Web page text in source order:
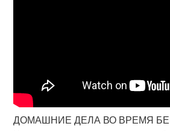
ДОМАШНИЕ ДЕЛА ВО ВРЕМЯ